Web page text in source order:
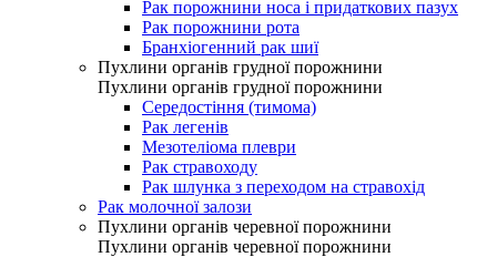
Рак порожнини носа і придаткових пазух
Рак порожнини рота
Бранхіогенний рак шиї
Пухлини органів грудної порожнини
Пухлини органів грудної порожнини
Середостіння (тимома)
Рак легенів
Мезотеліома плеври
Рак стравоходу
Рак шлунка з переходом на стравохід
Рак молочної залози
Пухлини органів черевної порожнини
Пухлини органів черевної порожнини